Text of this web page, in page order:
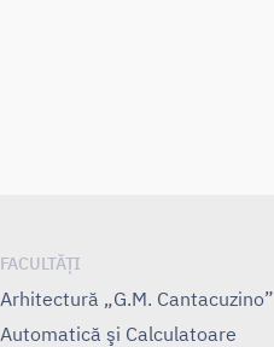
FACULTĂȚI
Arhitectură „G.M. Cantacuzino”
Automatică şi Calculatoare